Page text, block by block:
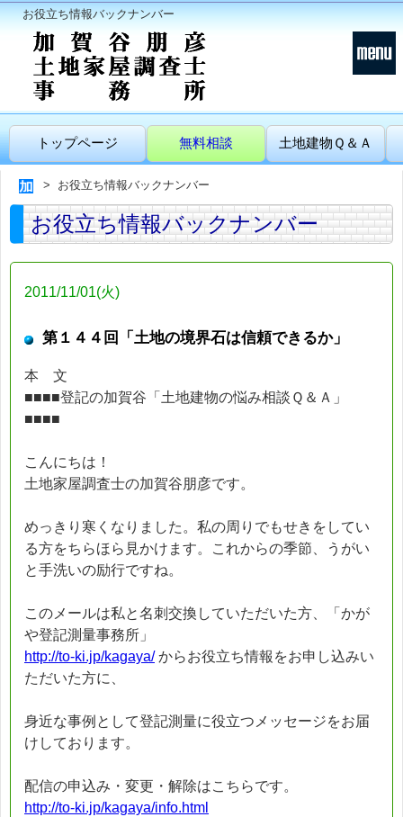
お役立ち情報バックナンバー
トップページ 無料相談 土地建物Ｑ＆Ａ
お役立ち情報バックナンバー
お役立ち情報バックナンバー
2011/11/01(火)
第１４４回「土地の境界石は信頼できるか」
本 文
■■■■登記の加賀谷「土地建物の悩み相談Ｑ＆Ａ」
■■■■
こんにちは！
土地家屋調査士の加賀谷朋彦です。
めっきり寒くなりました。私の周りでもせきをしてい
る方をちらほら見かけます。これからの季節、うがい
と手洗いの励行ですね。
このメールは私と名刺交換していただいた方、「かが
や登記測量事務所」
http://to-ki.jp/kagaya/からお役立ち情報をお申し込みい
ただいた方に、
身近な事例として登記測量に役立つメッセージをお届
けしております。
配信の申込み・変更・解除はこちらです。
http://to-ki.jp/kagaya/info.html